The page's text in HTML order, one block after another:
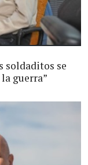
soldaditos se
guerra”